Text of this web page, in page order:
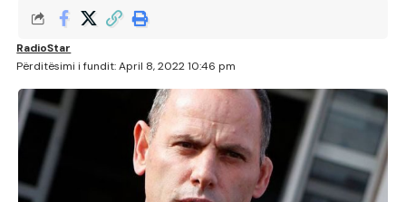
Përditësimi i fundit: April 8, 2022 10:46 pm
RadioStar